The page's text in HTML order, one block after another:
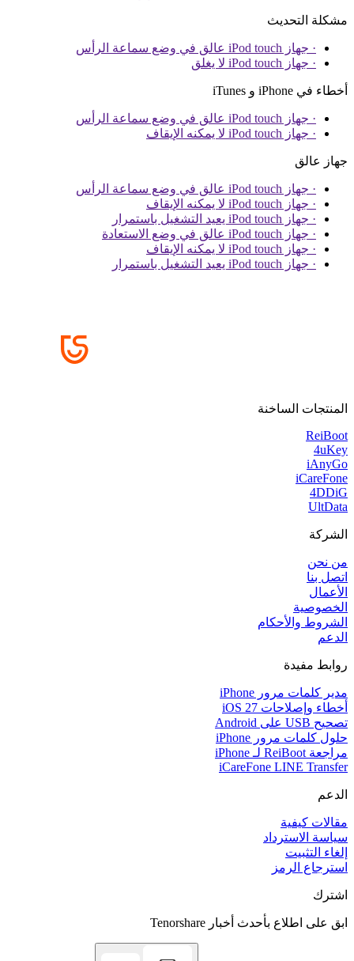
مشكلة التحديث
· جهاز iPod touch عالق في وضع سماعة الرأس
· جهاز iPod touch لا يغلق
أخطاء في iPhone و iTunes
· جهاز iPod touch عالق في وضع سماعة الرأس
· جهاز iPod touch لا يمكنه الإيقاف
جهاز عالق
· جهاز iPod touch عالق في وضع سماعة الرأس
· جهاز iPod touch لا يمكنه الإيقاف
· جهاز iPod touch يعيد التشغيل باستمرار
· جهاز iPod touch عالق في وضع الاستعادة
· جهاز iPod touch لا يمكنه الإيقاف
· جهاز iPod touch يعيد التشغيل باستمرار
المنتجات الساخنة
ReiBoot
4uKey
iAnyGo
iCareFone
4DDiG
UltData
الشركة
من نحن
اتصل بنا
الأعمال
الخصوصية
الشروط والأحكام
الدعم
روابط مفيدة
مدير كلمات مرور iPhone
أخطاء وإصلاحات iOS 27
تصحيح USB على Android
حلول كلمات مرور iPhone
مراجعة ReiBoot لـ iPhone
iCareFone LINE Transfer
الدعم
مقالات كيفية
سياسة الاسترداد
إلغاء التثبيت
استرجاع الرمز
اشترك
ابق على اطلاع بأحدث أخبار Tenorshare